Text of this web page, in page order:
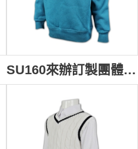
SU160來辦訂製團體班衫制服 量身訂造小學團體班衫 訂購團體班衫 訂製團體班衫專門店